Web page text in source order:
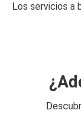
Los servicios a